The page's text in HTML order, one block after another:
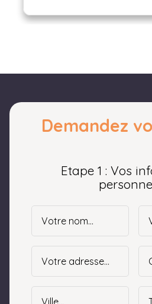
Demandez
Etape 1 : Vos